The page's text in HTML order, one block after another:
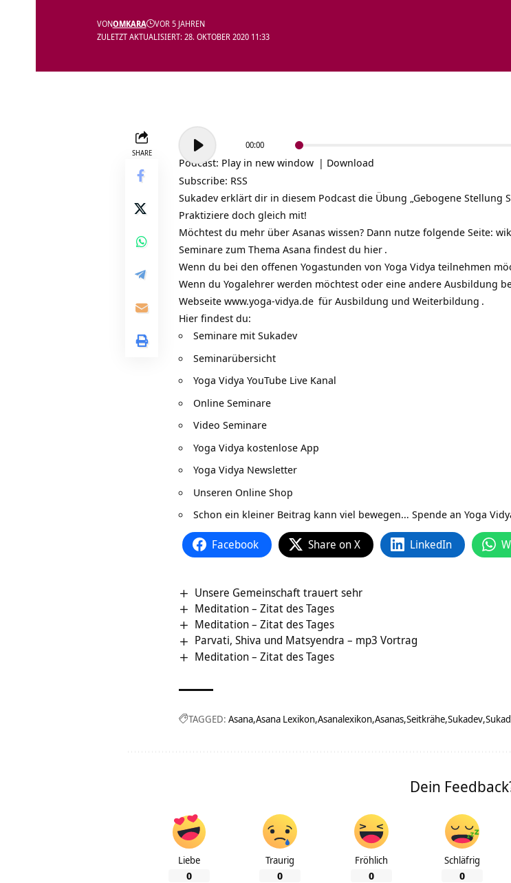
ZULETZT AKTUALISIERT: 28. OKTOBER 2020 11:33
VONOMKARA VOR 5 JAHREN
SHARE
Audio-
Player
00:00
Podcast: Play in new window | Download
Subscribe: RSS
Sukadev erklärt dir in diesem Podcast die Übung „Gebogene Stellung
Praktiziere doch gleich mit!
Möchtest du mehr über Asanas wissen? Dann nutze folgende Seite:
Seminare zum Thema Asana findest du hier .
Wenn du bei den offenen Yogastunden von Yoga Vidya teilnehmen
Wenn du Yogalehrer werden möchtest oder eine andere Ausbildung
Webseite www.yoga-vidya.de für Ausbildung und Weiterbildung .
Hier findest du:
Seminare mit Sukadev
Seminarübersicht
Yoga Vidya YouTube Live Kanal
Online Seminare
Video Seminare
Yoga Vidya kostenlose App
Yoga Vidya Newsletter
Unseren Online Shop
Schon ein kleiner Beitrag kann viel bewegen… Spende an Yoga
Facebook Share on X LinkedIn
Unsere Gemeinschaft trauert sehr
Meditation – Zitat des Tages
Meditation – Zitat des Tages
Parvati, Shiva und Matsyendra – mp3 Vortrag
Meditation – Zitat des Tages
TAGGED: Asana Asana Lexikon Asanalexikon Asanas Seitkrähe Sukadev
Dein
Liebe
0
Traurig
0
Fröhlich
0
Schläfrig
0